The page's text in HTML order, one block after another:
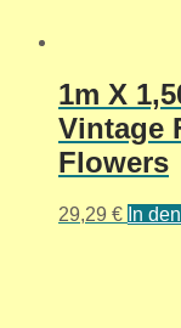
1m X
Vintage
Flowers
29,29 € In